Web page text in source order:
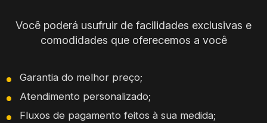
Você poderá usufruir de facilidades exclusivas e
comodidades que oferecemos a você
Garantia do melhor preço;
Atendimento personalizado;
Fluxos de pagamento feitos à sua medida;